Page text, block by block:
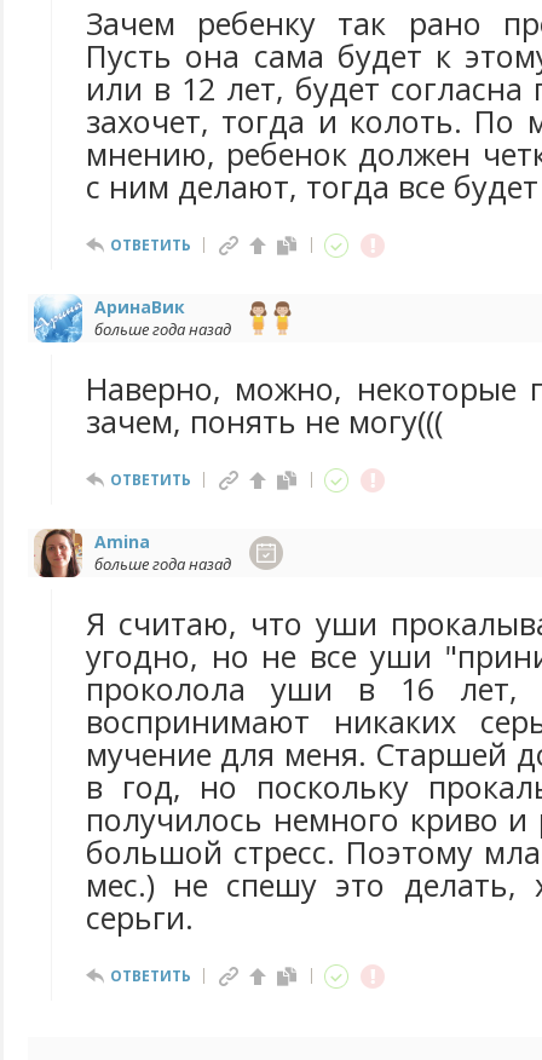
Зачем ребенку так рано
Пусть она сама будет к
или в 12 лет, будет согласна
захочет, тогда и колоть. По
мнению, ребенок должен
с ним делают, тогда все
ОТВЕТИТЬ
АринаВик
больше года назад
Наверно, можно, некоторые
зачем, понять не могу(((
ОТВЕТИТЬ
Amina
больше года назад
Я считаю, что уши
угодно, но не все уши
проколола уши в 16
воспринимают никаких
мучение для меня. Старшей
в год, но поскольку
получилось немного криво и
большой стресс. Поэтому
мес.) не спешу это делать,
серьги.
ОТВЕТИТЬ